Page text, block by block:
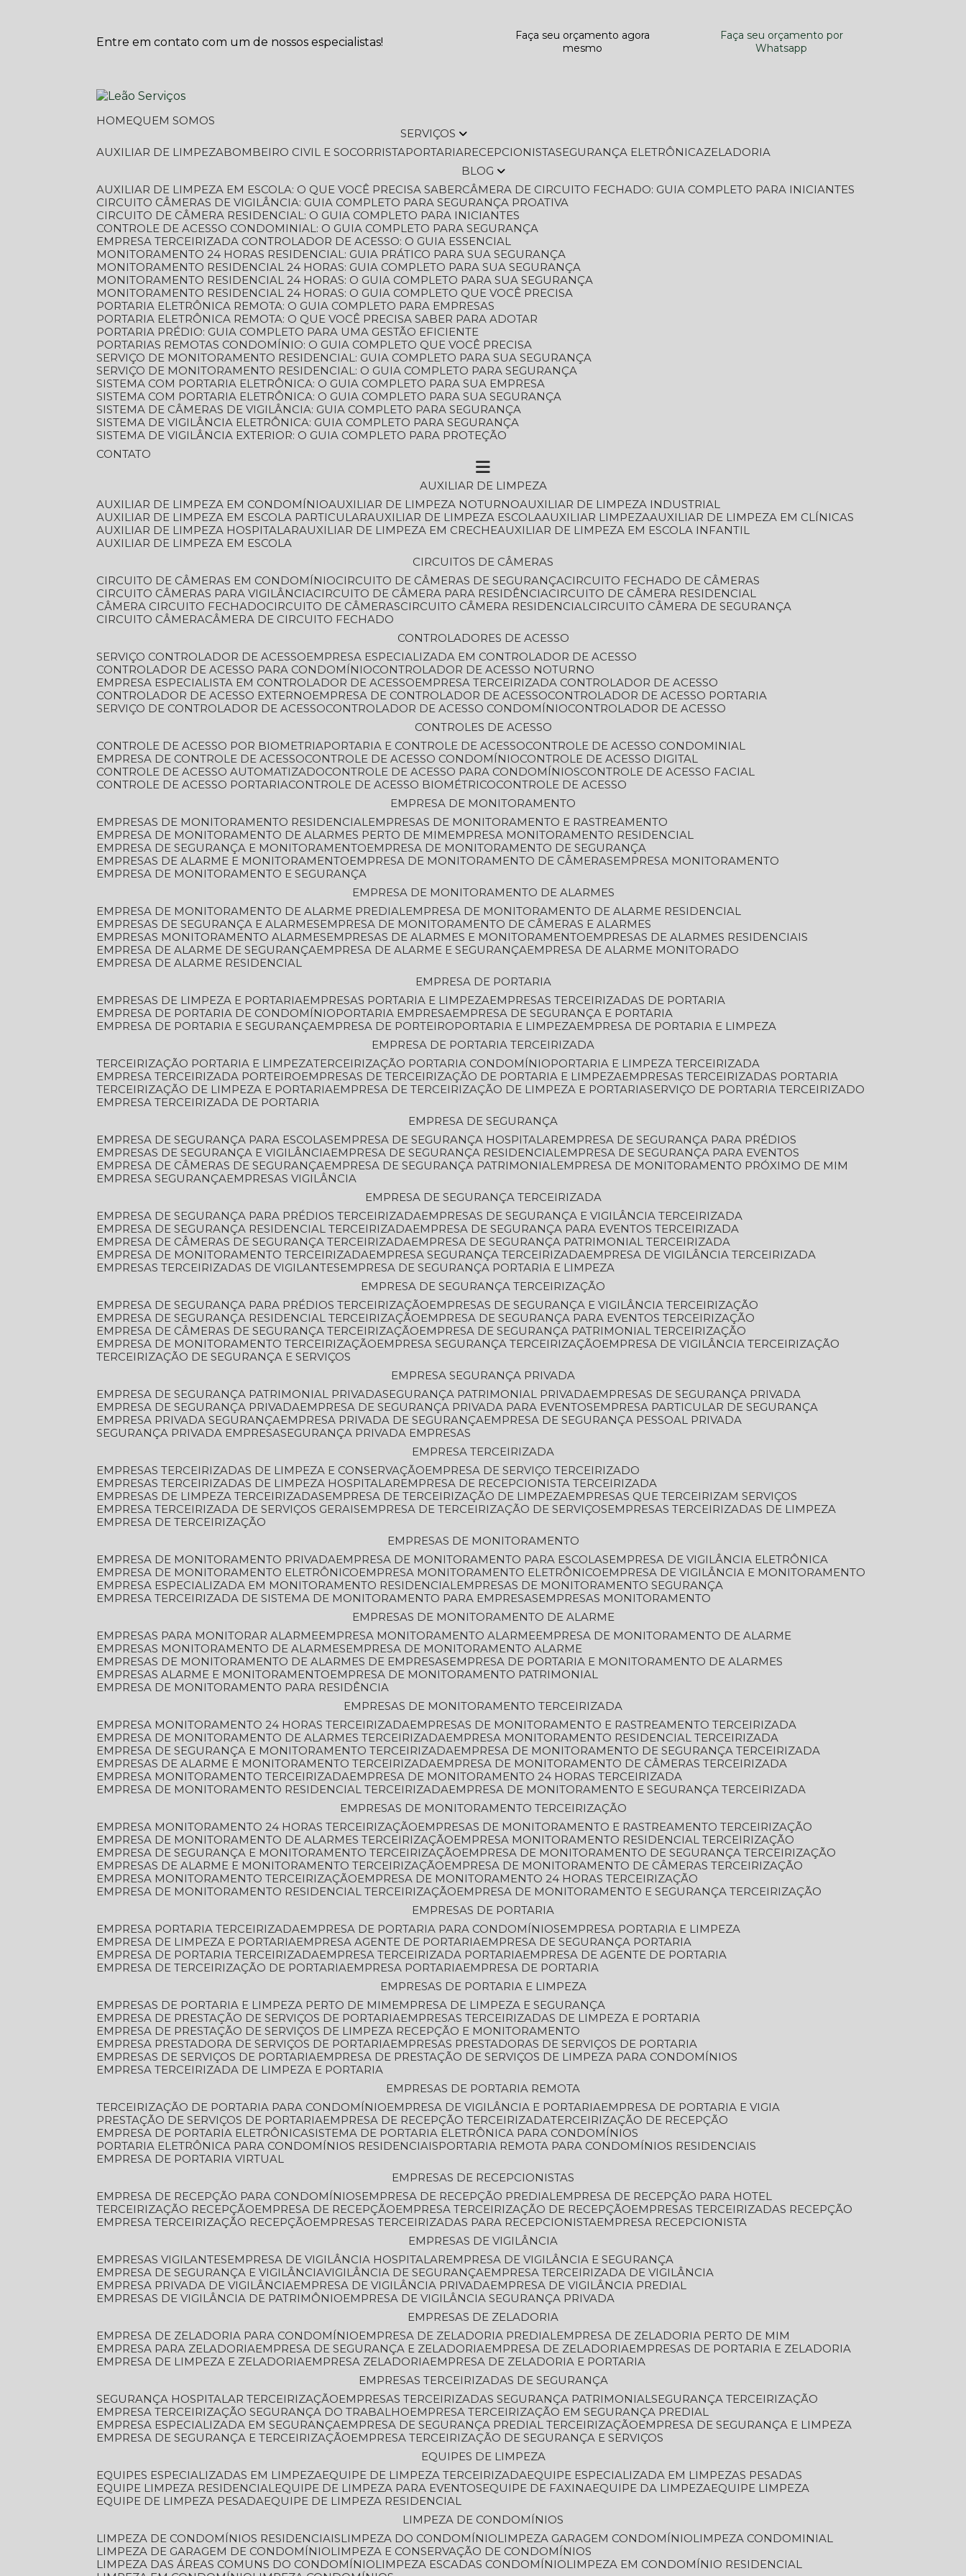
Entre em contato com um de nossos especialistas!
Faça seu orçamento agora
mesmo
Faça seu orçamento por
Whatsapp
HOME
QUEM SOMOS
SERVIÇOS
AUXILIAR DE LIMPEZA
BOMBEIRO CIVIL E SOCORRISTA PORTARIA RECEPCIONISTA SEGURANÇA ELETRÔNICA
ZELADORIA
BLOG
AUXILIAR DE LIMPEZA EM ESCOLA: O QUE VOCÊ PRECISA SABER
CÂMERA DE CIRCUITO FECHADO: GUIA COMPLETO PARA INICIANTES
CIRCUITO CÂMERAS DE VIGILÂNCIA: GUIA COMPLETO PARA SEGURANÇA PROATIVA
CIRCUITO DE CÂMERA RESIDENCIAL: O GUIA COMPLETO PARA INICIANTES
CONTROLE DE ACESSO CONDOMINIAL: O GUIA COMPLETO PARA SEGURANÇA
EMPRESA TERCEIRIZADA CONTROLADOR DE ACESSO: O GUIA ESSENCIAL
MONITORAMENTO 24 HORAS RESIDENCIAL: GUIA PRÁTICO PARA SUA SEGURANÇA
MONITORAMENTO RESIDENCIAL 24 HORAS: GUIA COMPLETO PARA SUA SEGURANÇA
MONITORAMENTO RESIDENCIAL 24 HORAS: O GUIA COMPLETO PARA SUA SEGURANÇA
MONITORAMENTO RESIDENCIAL 24 HORAS: O GUIA COMPLETO QUE VOCÊ PRECISA
PORTARIA ELETRÔNICA REMOTA: O GUIA COMPLETO PARA EMPRESAS
PORTARIA ELETRÔNICA REMOTA: O QUE VOCÊ PRECISA SABER PARA ADOTAR
PORTARIA PRÉDIO: GUIA COMPLETO PARA UMA GESTÃO EFICIENTE
PORTARIAS REMOTAS CONDOMÍNIO: O GUIA COMPLETO QUE VOCÊ PRECISA
SERVIÇO DE MONITORAMENTO RESIDENCIAL: GUIA COMPLETO PARA SUA SEGURANÇA
SERVIÇO DE MONITORAMENTO RESIDENCIAL: O GUIA COMPLETO PARA SEGURANÇA
SISTEMA COM PORTARIA ELETRÔNICA: O GUIA COMPLETO PARA SUA EMPRESA
SISTEMA COM PORTARIA ELETRÔNICA: O GUIA COMPLETO PARA SUA SEGURANÇA
SISTEMA DE CÂMERAS DE VIGILÂNCIA: GUIA COMPLETO PARA SEGURANÇA
SISTEMA DE VIGILÂNCIA ELETRÔNICA: GUIA COMPLETO PARA SEGURANÇA
SISTEMA DE VIGILÂNCIA EXTERIOR: O GUIA COMPLETO PARA PROTEÇÃO
CONTATO
AUXILIAR DE LIMPEZA
AUXILIAR DE LIMPEZA EM CONDOMÍNIO
AUXILIAR DE LIMPEZA NOTURNO
AUXILIAR DE LIMPEZA INDUSTRIAL
AUXILIAR DE LIMPEZA EM ESCOLA PARTICULAR
AUXILIAR DE LIMPEZA ESCOLA AUXILIAR LIMPEZA
AUXILIAR DE LIMPEZA EM CLÍNICAS
AUXILIAR DE LIMPEZA HOSPITALAR
AUXILIAR DE LIMPEZA EM CRECHE
AUXILIAR DE LIMPEZA EM ESCOLA INFANTIL
AUXILIAR DE LIMPEZA EM ESCOLA
CIRCUITOS DE CÂMERAS
CIRCUITO DE CÂMERAS EM CONDOMÍNIO
CIRCUITO DE CÂMERAS DE SEGURANÇA
CIRCUITO FECHADO DE CÂMERAS
CIRCUITO CÂMERAS PARA VIGILÂNCIA
CIRCUITO DE CÂMERA PARA RESIDÊNCIA
CIRCUITO DE CÂMERA RESIDENCIAL
CÂMERA CIRCUITO FECHADO
CIRCUITO DE CÂMERAS CIRCUITO CÂMERA RESIDENCIAL
CIRCUITO CÂMERA DE SEGURANÇA
CIRCUITO CÂMERA
CÂMERA DE CIRCUITO FECHADO
CONTROLADORES DE ACESSO
SERVIÇO CONTROLADOR DE ACESSO
EMPRESA ESPECIALIZADA EM CONTROLADOR DE ACESSO
CONTROLADOR DE ACESSO PARA CONDOMÍNIO
CONTROLADOR DE ACESSO NOTURNO
EMPRESA ESPECIALISTA EM CONTROLADOR DE ACESSO
EMPRESA TERCEIRIZADA CONTROLADOR DE ACESSO
CONTROLADOR DE ACESSO EXTERNO
EMPRESA DE CONTROLADOR DE ACESSO
CONTROLADOR DE ACESSO PORTARIA
SERVIÇO DE CONTROLADOR DE ACESSO
CONTROLADOR DE ACESSO CONDOMÍNIO
CONTROLADOR DE ACESSO
CONTROLES DE ACESSO
CONTROLE DE ACESSO POR BIOMETRIA
PORTARIA E CONTROLE DE ACESSO
CONTROLE DE ACESSO CONDOMINIAL
EMPRESA DE CONTROLE DE ACESSO
CONTROLE DE ACESSO CONDOMÍNIO
CONTROLE DE ACESSO DIGITAL
CONTROLE DE ACESSO AUTOMATIZADO
CONTROLE DE ACESSO PARA CONDOMÍNIOS
CONTROLE DE ACESSO FACIAL
CONTROLE DE ACESSO PORTARIA CONTROLE DE ACESSO BIOMÉTRICO
CONTROLE DE ACESSO
EMPRESA DE MONITORAMENTO
EMPRESAS DE MONITORAMENTO RESIDENCIAL
EMPRESAS DE MONITORAMENTO E RASTREAMENTO
EMPRESA DE MONITORAMENTO DE ALARMES PERTO DE MIM
EMPRESA MONITORAMENTO RESIDENCIAL
EMPRESA DE SEGURANÇA E MONITORAMENTO
EMPRESA DE MONITORAMENTO DE SEGURANÇA
EMPRESAS DE ALARME E MONITORAMENTO
EMPRESA DE MONITORAMENTO DE CÂMERAS
EMPRESA MONITORAMENTO
EMPRESA DE MONITORAMENTO E SEGURANÇA
EMPRESA DE MONITORAMENTO DE ALARMES
EMPRESA DE MONITORAMENTO DE ALARME PREDIAL
EMPRESA DE MONITORAMENTO DE ALARME RESIDENCIAL
EMPRESAS DE SEGURANÇA E ALARMES
EMPRESA DE MONITORAMENTO DE CÂMERAS E ALARMES
EMPRESAS MONITORAMENTO ALARMES
EMPRESAS DE ALARMES E MONITORAMENTO
EMPRESAS DE ALARMES RESIDENCIAIS
EMPRESA DE ALARME DE SEGURANÇA
EMPRESA DE ALARME E SEGURANÇA
EMPRESA DE ALARME MONITORADO
EMPRESA DE ALARME RESIDENCIAL
EMPRESA DE PORTARIA
EMPRESAS DE LIMPEZA E PORTARIA
EMPRESAS PORTARIA E LIMPEZA
EMPRESAS TERCEIRIZADAS DE PORTARIA
EMPRESA DE PORTARIA DE CONDOMÍNIO
PORTARIA EMPRESA
EMPRESA DE SEGURANÇA E PORTARIA
EMPRESA DE PORTARIA E SEGURANÇA
EMPRESA DE PORTEIRO PORTARIA E LIMPEZA
EMPRESA DE PORTARIA E LIMPEZA
EMPRESA DE PORTARIA TERCEIRIZADA
TERCEIRIZAÇÃO PORTARIA E LIMPEZA TERCEIRIZAÇÃO PORTARIA CONDOMÍNIO
PORTARIA E LIMPEZA TERCEIRIZADA
EMPRESA TERCEIRIZADA PORTEIRO
EMPRESAS DE TERCEIRIZAÇÃO DE PORTARIA E LIMPEZA
EMPRESAS TERCEIRIZADAS PORTARIA
TERCEIRIZAÇÃO DE LIMPEZA E PORTARIA
EMPRESA DE TERCEIRIZAÇÃO DE LIMPEZA E PORTARIA SERVIÇO DE PORTARIA TERCEIRIZADO
EMPRESA TERCEIRIZADA DE PORTARIA
EMPRESA DE SEGURANÇA
EMPRESA DE SEGURANÇA PARA ESCOLAS
EMPRESA DE SEGURANÇA HOSPITALAR
EMPRESA DE SEGURANÇA PARA PRÉDIOS
EMPRESAS DE SEGURANÇA E VIGILÂNCIA
EMPRESA DE SEGURANÇA RESIDENCIAL
EMPRESA DE SEGURANÇA PARA EVENTOS
EMPRESA DE CÂMERAS DE SEGURANÇA
EMPRESA DE SEGURANÇA PATRIMONIAL
EMPRESA DE MONITORAMENTO PRÓXIMO DE MIM
EMPRESA SEGURANÇA
EMPRESAS VIGILÂNCIA
EMPRESA DE SEGURANÇA TERCEIRIZADA
EMPRESA DE SEGURANÇA PARA PRÉDIOS TERCEIRIZADA
EMPRESAS DE SEGURANÇA E VIGILÂNCIA TERCEIRIZADA
EMPRESA DE SEGURANÇA RESIDENCIAL TERCEIRIZADA
EMPRESA DE SEGURANÇA PARA EVENTOS TERCEIRIZADA
EMPRESA DE CÂMERAS DE SEGURANÇA TERCEIRIZADA
EMPRESA DE SEGURANÇA PATRIMONIAL TERCEIRIZADA
EMPRESA DE MONITORAMENTO TERCEIRIZADA
EMPRESA SEGURANÇA TERCEIRIZADA
EMPRESA DE VIGILÂNCIA TERCEIRIZADA
EMPRESAS TERCEIRIZADAS DE VIGILANTES
EMPRESA DE SEGURANÇA PORTARIA E LIMPEZA
EMPRESA DE SEGURANÇA TERCEIRIZAÇÃO
EMPRESA DE SEGURANÇA PARA PRÉDIOS TERCEIRIZAÇÃO
EMPRESAS DE SEGURANÇA E VIGILÂNCIA TERCEIRIZAÇÃO
EMPRESA DE SEGURANÇA RESIDENCIAL TERCEIRIZAÇÃO
EMPRESA DE SEGURANÇA PARA EVENTOS TERCEIRIZAÇÃO
EMPRESA DE CÂMERAS DE SEGURANÇA TERCEIRIZAÇÃO
EMPRESA DE SEGURANÇA PATRIMONIAL TERCEIRIZAÇÃO
EMPRESA DE MONITORAMENTO TERCEIRIZAÇÃO
EMPRESA SEGURANÇA TERCEIRIZAÇÃO
EMPRESA DE VIGILÂNCIA TERCEIRIZAÇÃO
TERCEIRIZAÇÃO DE SEGURANÇA E SERVIÇOS
EMPRESA SEGURANÇA PRIVADA
EMPRESA DE SEGURANÇA PATRIMONIAL PRIVADA SEGURANÇA PATRIMONIAL PRIVADA
EMPRESAS DE SEGURANÇA PRIVADA
EMPRESA DE SEGURANÇA PRIVADA
EMPRESA DE SEGURANÇA PRIVADA PARA EVENTOS
EMPRESA PARTICULAR DE SEGURANÇA
EMPRESA PRIVADA SEGURANÇA
EMPRESA PRIVADA DE SEGURANÇA
EMPRESA DE SEGURANÇA PESSOAL PRIVADA
SEGURANÇA PRIVADA EMPRESA SEGURANÇA PRIVADA EMPRESAS
EMPRESA TERCEIRIZADA
EMPRESAS TERCEIRIZADAS DE LIMPEZA E CONSERVAÇÃO
EMPRESA DE SERVIÇO TERCEIRIZADO
EMPRESAS TERCEIRIZADAS DE LIMPEZA HOSPITALAR
EMPRESA DE RECEPCIONISTA TERCEIRIZADA
EMPRESAS DE LIMPEZA TERCEIRIZADAS
EMPRESA DE TERCEIRIZAÇÃO DE LIMPEZA
EMPRESAS QUE TERCEIRIZAM SERVIÇOS
EMPRESA TERCEIRIZADA DE SERVIÇOS GERAIS
EMPRESA DE TERCEIRIZAÇÃO DE SERVIÇOS
EMPRESAS TERCEIRIZADAS DE LIMPEZA
EMPRESA DE TERCEIRIZAÇÃO
EMPRESAS DE MONITORAMENTO
EMPRESA DE MONITORAMENTO PRIVADA
EMPRESA DE MONITORAMENTO PARA ESCOLAS
EMPRESA DE VIGILÂNCIA ELETRÔNICA
EMPRESA DE MONITORAMENTO ELETRÔNICO
EMPRESA MONITORAMENTO ELETRÔNICO
EMPRESA DE VIGILÂNCIA E MONITORAMENTO
EMPRESA ESPECIALIZADA EM MONITORAMENTO RESIDENCIAL
EMPRESAS DE MONITORAMENTO SEGURANÇA
EMPRESA TERCEIRIZADA DE SISTEMA DE MONITORAMENTO PARA EMPRESAS
EMPRESAS MONITORAMENTO
EMPRESAS DE MONITORAMENTO DE ALARME
EMPRESAS PARA MONITORAR ALARME
EMPRESA MONITORAMENTO ALARME
EMPRESA DE MONITORAMENTO DE ALARME
EMPRESAS MONITORAMENTO DE ALARMES
EMPRESA DE MONITORAMENTO ALARME
EMPRESAS DE MONITORAMENTO DE ALARMES DE EMPRESAS
EMPRESA DE PORTARIA E MONITORAMENTO DE ALARMES
EMPRESAS ALARME E MONITORAMENTO
EMPRESA DE MONITORAMENTO PATRIMONIAL
EMPRESA DE MONITORAMENTO PARA RESIDÊNCIA
EMPRESAS DE MONITORAMENTO TERCEIRIZADA
EMPRESA MONITORAMENTO 24 HORAS TERCEIRIZADA
EMPRESAS DE MONITORAMENTO E RASTREAMENTO TERCEIRIZADA
EMPRESA DE MONITORAMENTO DE ALARMES TERCEIRIZADA
EMPRESA MONITORAMENTO RESIDENCIAL TERCEIRIZADA
EMPRESA DE SEGURANÇA E MONITORAMENTO TERCEIRIZADA
EMPRESA DE MONITORAMENTO DE SEGURANÇA TERCEIRIZADA
EMPRESAS DE ALARME E MONITORAMENTO TERCEIRIZADA
EMPRESA DE MONITORAMENTO DE CÂMERAS TERCEIRIZADA
EMPRESA MONITORAMENTO TERCEIRIZADA
EMPRESA DE MONITORAMENTO 24 HORAS TERCEIRIZADA
EMPRESA DE MONITORAMENTO RESIDENCIAL TERCEIRIZADA
EMPRESA DE MONITORAMENTO E SEGURANÇA TERCEIRIZADA
EMPRESAS DE MONITORAMENTO TERCEIRIZAÇÃO
EMPRESA MONITORAMENTO 24 HORAS TERCEIRIZAÇÃO
EMPRESAS DE MONITORAMENTO E RASTREAMENTO TERCEIRIZAÇÃO
EMPRESA DE MONITORAMENTO DE ALARMES TERCEIRIZAÇÃO
EMPRESA MONITORAMENTO RESIDENCIAL TERCEIRIZAÇÃO
EMPRESA DE SEGURANÇA E MONITORAMENTO TERCEIRIZAÇÃO
EMPRESA DE MONITORAMENTO DE SEGURANÇA TERCEIRIZAÇÃO
EMPRESAS DE ALARME E MONITORAMENTO TERCEIRIZAÇÃO
EMPRESA DE MONITORAMENTO DE CÂMERAS TERCEIRIZAÇÃO
EMPRESA MONITORAMENTO TERCEIRIZAÇÃO
EMPRESA DE MONITORAMENTO 24 HORAS TERCEIRIZAÇÃO
EMPRESA DE MONITORAMENTO RESIDENCIAL TERCEIRIZAÇÃO
EMPRESA DE MONITORAMENTO E SEGURANÇA TERCEIRIZAÇÃO
EMPRESAS DE PORTARIA
EMPRESA PORTARIA TERCEIRIZADA
EMPRESA DE PORTARIA PARA CONDOMÍNIOS
EMPRESA PORTARIA E LIMPEZA
EMPRESA DE LIMPEZA E PORTARIA
EMPRESA AGENTE DE PORTARIA
EMPRESA DE SEGURANÇA PORTARIA
EMPRESA DE PORTARIA TERCEIRIZADA
EMPRESA TERCEIRIZADA PORTARIA
EMPRESA DE AGENTE DE PORTARIA
EMPRESA DE TERCEIRIZAÇÃO DE PORTARIA
EMPRESA PORTARIA
EMPRESA DE PORTARIA
EMPRESAS DE PORTARIA E LIMPEZA
EMPRESAS DE PORTARIA E LIMPEZA PERTO DE MIM
EMPRESA DE LIMPEZA E SEGURANÇA
EMPRESA DE PRESTAÇÃO DE SERVIÇOS DE PORTARIA
EMPRESAS TERCEIRIZADAS DE LIMPEZA E PORTARIA
EMPRESA DE PRESTAÇÃO DE SERVIÇOS DE LIMPEZA RECEPÇÃO E MONITORAMENTO
EMPRESA PRESTADORA DE SERVIÇOS DE PORTARIA
EMPRESAS PRESTADORAS DE SERVIÇOS DE PORTARIA
EMPRESAS DE SERVIÇOS DE PORTARIA
EMPRESA DE PRESTAÇÃO DE SERVIÇOS DE LIMPEZA PARA CONDOMÍNIOS
EMPRESA TERCEIRIZADA DE LIMPEZA E PORTARIA
EMPRESAS DE PORTARIA REMOTA
TERCEIRIZAÇÃO DE PORTARIA PARA CONDOMÍNIO
EMPRESA DE VIGILÂNCIA E PORTARIA
EMPRESA DE PORTARIA E VIGIA
PRESTAÇÃO DE SERVIÇOS DE PORTARIA
EMPRESA DE RECEPÇÃO TERCEIRIZADA TERCEIRIZAÇÃO DE RECEPÇÃO
EMPRESA DE PORTARIA ELETRÔNICA SISTEMA DE PORTARIA ELETRÔNICA PARA CONDOMÍNIOS
PORTARIA ELETRÔNICA PARA CONDOMÍNIOS RESIDENCIAIS
PORTARIA REMOTA PARA CONDOMÍNIOS RESIDENCIAIS
EMPRESA DE PORTARIA VIRTUAL
EMPRESAS DE RECEPCIONISTAS
EMPRESA DE RECEPÇÃO PARA CONDOMÍNIOS
EMPRESA DE RECEPÇÃO PREDIAL
EMPRESA DE RECEPÇÃO PARA HOTEL
TERCEIRIZAÇÃO RECEPÇÃO
EMPRESA DE RECEPÇÃO EMPRESA TERCEIRIZAÇÃO DE RECEPÇÃO
EMPRESAS TERCEIRIZADAS RECEPÇÃO
EMPRESA TERCEIRIZAÇÃO RECEPÇÃO
EMPRESAS TERCEIRIZADAS PARA RECEPCIONISTA
EMPRESA RECEPCIONISTA
EMPRESAS DE VIGILÂNCIA
EMPRESAS VIGILANTES
EMPRESA DE VIGILÂNCIA HOSPITALAR
EMPRESA DE VIGILÂNCIA E SEGURANÇA
EMPRESA DE SEGURANÇA E VIGILÂNCIA VIGILÂNCIA DE SEGURANÇA
EMPRESA TERCEIRIZADA DE VIGILÂNCIA
EMPRESA PRIVADA DE VIGILÂNCIA
EMPRESA DE VIGILÂNCIA PRIVADA
EMPRESA DE VIGILÂNCIA PREDIAL
EMPRESAS DE VIGILÂNCIA DE PATRIMÔNIO
EMPRESA DE VIGILÂNCIA SEGURANÇA PRIVADA
EMPRESAS DE ZELADORIA
EMPRESA DE ZELADORIA PARA CONDOMÍNIO
EMPRESA DE ZELADORIA PREDIAL
EMPRESA DE ZELADORIA PERTO DE MIM
EMPRESA PARA ZELADORIA
EMPRESA DE SEGURANÇA E ZELADORIA EMPRESA DE ZELADORIA
EMPRESAS DE PORTARIA E ZELADORIA
EMPRESA DE LIMPEZA E ZELADORIA
EMPRESA ZELADORIA
EMPRESA DE ZELADORIA E PORTARIA
EMPRESAS TERCEIRIZADAS DE SEGURANÇA
SEGURANÇA HOSPITALAR TERCEIRIZAÇÃO
EMPRESAS TERCEIRIZADAS SEGURANÇA PATRIMONIAL SEGURANÇA TERCEIRIZAÇÃO
EMPRESA TERCEIRIZAÇÃO SEGURANÇA DO TRABALHO
EMPRESA TERCEIRIZAÇÃO EM SEGURANÇA PREDIAL
EMPRESA ESPECIALIZADA EM SEGURANÇA
EMPRESA DE SEGURANÇA PREDIAL TERCEIRIZAÇÃO
EMPRESA DE SEGURANÇA E LIMPEZA
EMPRESA DE SEGURANÇA E TERCEIRIZAÇÃO
EMPRESA TERCEIRIZAÇÃO DE SEGURANÇA E SERVIÇOS
EQUIPES DE LIMPEZA
EQUIPES ESPECIALIZADAS EM LIMPEZA EQUIPE DE LIMPEZA TERCEIRIZADA EQUIPE ESPECIALIZADA EM LIMPEZAS PESADAS
EQUIPE LIMPEZA RESIDENCIAL EQUIPE DE LIMPEZA PARA EVENTOS EQUIPE DE FAXINA EQUIPE DA LIMPEZA EQUIPE LIMPEZA
EQUIPE DE LIMPEZA PESADA EQUIPE DE LIMPEZA RESIDENCIAL
LIMPEZA DE CONDOMÍNIOS
LIMPEZA DE CONDOMÍNIOS RESIDENCIAIS
LIMPEZA DO CONDOMÍNIO LIMPEZA GARAGEM CONDOMÍNIO
LIMPEZA CONDOMINIAL
LIMPEZA DE GARAGEM DE CONDOMÍNIO
LIMPEZA E CONSERVAÇÃO DE CONDOMÍNIOS
LIMPEZA DAS ÁREAS COMUNS DO CONDOMÍNIO
LIMPEZA ESCADAS CONDOMÍNIO
LIMPEZA EM CONDOMÍNIO RESIDENCIAL